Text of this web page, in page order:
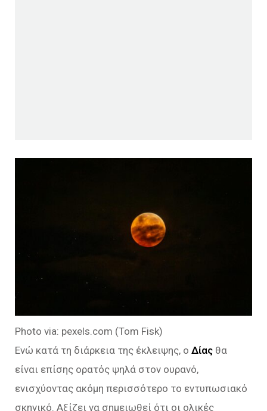
Photo via: pexels.com (Tom Fisk)
Ενώ κατά τη διάρκεια της έκλειψης, ο Δίας θα
είναι επίσης ορατός ψηλά στον ουρανό,
ενισχύοντας ακόμη περισσότερο το εντυπωσιακό
σκηνικό. Αξίζει να σημειωθεί ότι οι ολικές